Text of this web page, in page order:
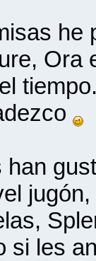
he
Ora
si les